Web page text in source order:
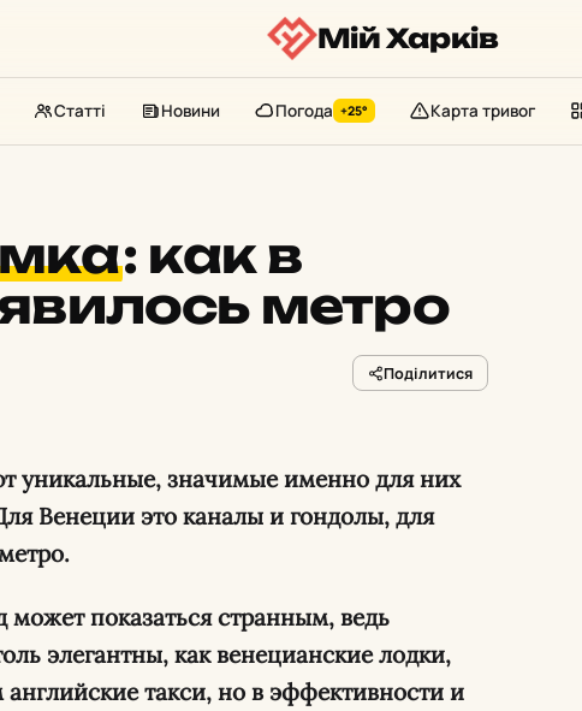
Мій Харків
Статті Новини Погода +25° Карта тривог
: как в
метро
Поділитися
уникальные, значимые именно для них
Венеции это каналы и гондолы, для
показаться странным, ведь
элегантны, как венецианские лодки,
такси, но в эффективности и